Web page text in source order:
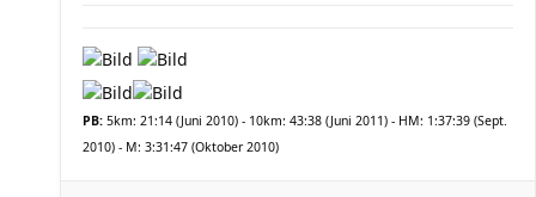
PB: 5km: 21:14 (Juni 2010) - 10km: 43:38 (Juni 2011) - HM: 1:37:39 (Sept.
2010) - M: 3:31:47 (Oktober 2010)